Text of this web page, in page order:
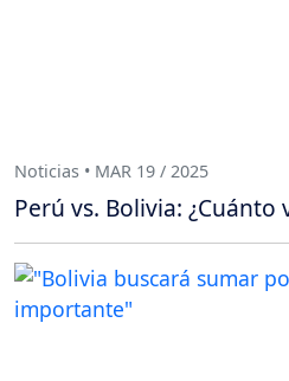
Noticias • MAR 19 / 2025
Perú vs. Bolivia: ¿Cuánto